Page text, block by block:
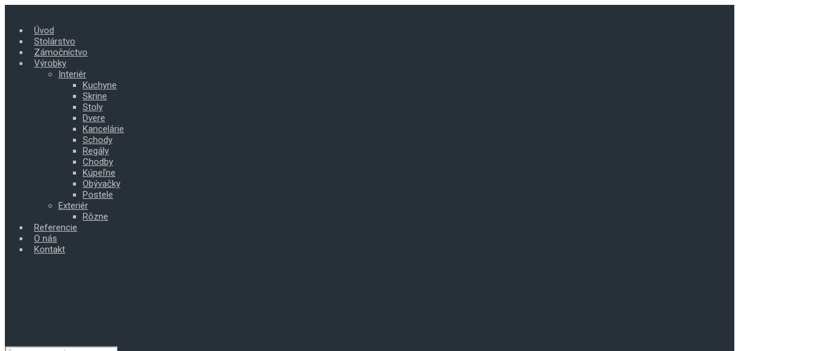
main
content
Úvod
Stolárstvo
Zámočníctvo
Výrobky
Interiér
Kuchyne
Skrine
Stoly
Dvere
Kancelárie
Schody
Regály
Chodby
Kúpeľne
Obývačky
Postele
Exteriér
Rôzne
Referencie
O nás
Kontakt